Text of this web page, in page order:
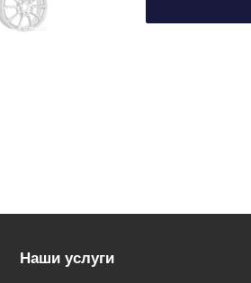
Наши услуги